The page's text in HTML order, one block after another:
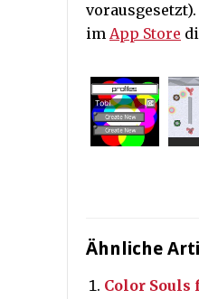
vorausgesetzt).
im App Store
Ähnliche
Color Souls